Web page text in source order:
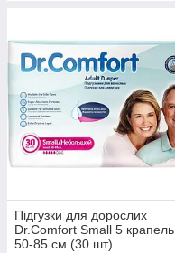
Підгузки для дорослих
Dr.Comfort Small 5 крапель
50-85 см (30 шт)